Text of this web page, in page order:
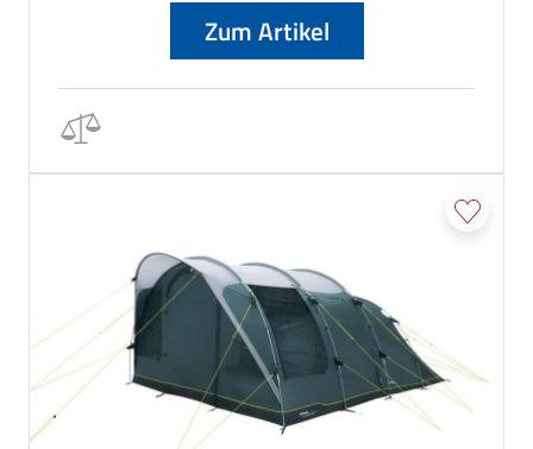
Zum Artikel